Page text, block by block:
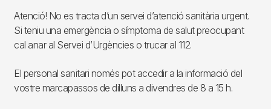
Atenció! No es tracta d’un servei d’atenció sanitària urgent.
Si teniu una emergència o símptoma de salut preocupant
cal anar al Servei d’Urgències o trucar al 112.
El personal sanitari només pot accedir a la informació del
vostre marcapassos de dilluns a divendres de 8 a 15 h.